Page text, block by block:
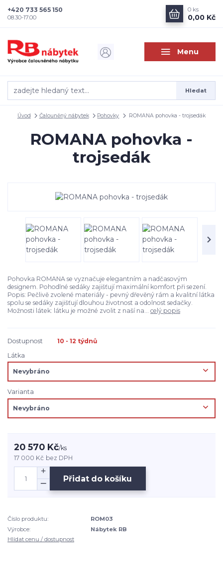
Menu
Hledat
+420 733 565 150
08.30-17.00
0 ks
0,00 Kč
Úvod Čalouněný nábytek Pohovky ROMANA pohovka - trojsedák
ROMANA pohovka -
trojsedák
Pohovka ROMANA se vyznačuje elegantním a nadčasovým
designem. Pohodlné sedáky zajišťují maximální komfort při sezení.
Popis: Pečlivě zvolené materiály - pevný dřevěný rám a kvalitní látka
spolu se sedáky zajišťují dlouhou životnost a odolnost sedačky.
Možnosti látek: látku je možné zvolit z naší na... celý popis
Dostupnost
10 - 12 týdnů
Látka
Varianta
20 570 Kč/ks
17 000 Kč bez DPH
Přidat do košíku
Číslo produktu:
ROM03
Výrobce:
Nábytek RB
Hlídat cenu / dostupnost